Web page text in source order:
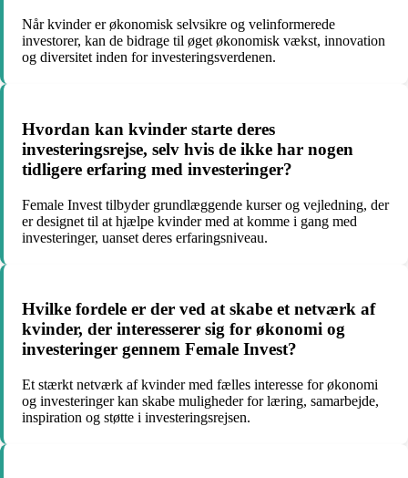
Når kvinder er økonomisk selvsikre og velinformerede
investorer, kan de bidrage til øget økonomisk vækst, innovation
og diversitet inden for investeringsverdenen.
Hvordan kan kvinder starte deres
investeringsrejse, selv hvis de ikke har nogen
tidligere erfaring med investeringer?
Female Invest tilbyder grundlæggende kurser og vejledning, der
er designet til at hjælpe kvinder med at komme i gang med
investeringer, uanset deres erfaringsniveau.
Hvilke fordele er der ved at skabe et netværk af
kvinder, der interesserer sig for økonomi og
investeringer gennem Female Invest?
Et stærkt netværk af kvinder med fælles interesse for økonomi
og investeringer kan skabe muligheder for læring, samarbejde,
inspiration og støtte i investeringsrejsen.